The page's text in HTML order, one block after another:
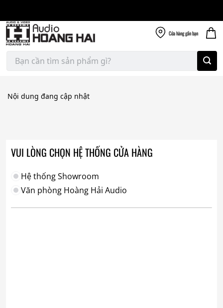
content
Cửa hànggần bạn
Tìm
kiếm:
Nội dung đang cập nhật
VUI LÒNG CHỌN HỆ THỐNG CỬA HÀNG
Hệ thống Showroom
Văn phòng Hoàng Hải Audio